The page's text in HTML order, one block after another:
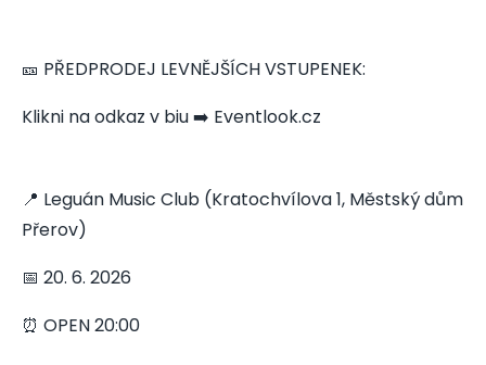
🎫 PŘEDPRODEJ LEVNĚJŠÍCH VSTUPENEK:
Klikni na odkaz v biu ➡️ Eventlook.cz
📍 Leguán Music Club (Kratochvílova 1, Městský dům
Přerov)
📅 20. 6. 2026
⏰ OPEN 20:00